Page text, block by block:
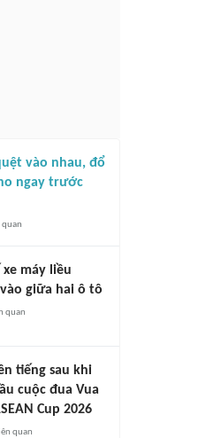
vào nhau, đổ
ngay trước
quan
xe máy liều
giữa hai ô tô
quan
tiếng sau khi
cuộc đua Vua
Cup 2026
quan